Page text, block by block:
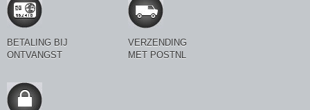
BETALING BIJ
ONTVANGST
VERZENDING
MET POSTNL